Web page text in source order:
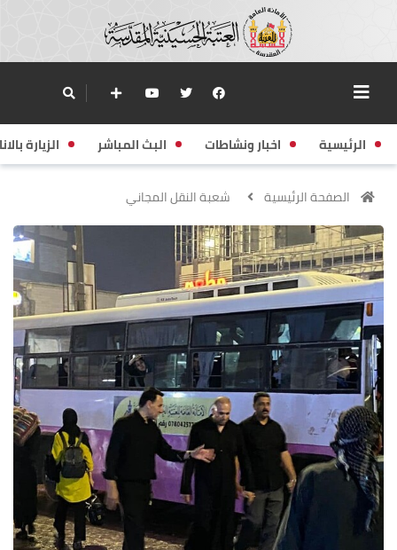
الرئيسية اخبار ونشاطات البث المباشر الزيارة
الصفحة الرئيسية شعبة النقل المجاني